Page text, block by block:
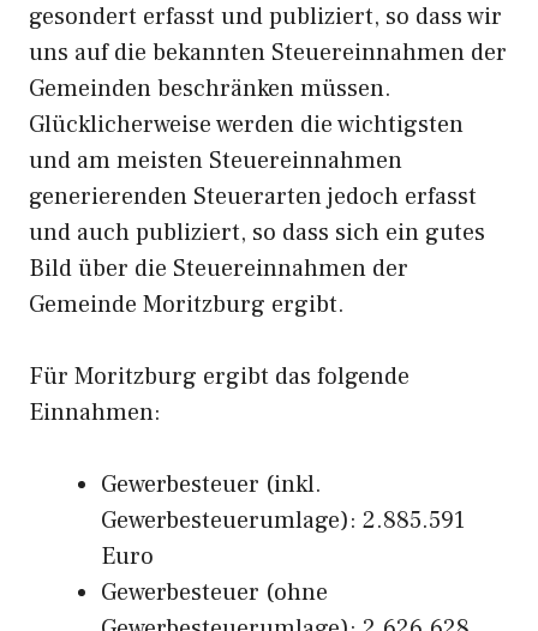
gesondert erfasst und publiziert, so dass wir
uns auf die bekannten Steuereinnahmen der
Gemeinden beschränken müssen.
Glücklicherweise werden die wichtigsten
und am meisten Steuereinnahmen
generierenden Steuerarten jedoch erfasst
und auch publiziert, so dass sich ein gutes
Bild über die Steuereinnahmen der
Gemeinde Moritzburg ergibt.
Für Moritzburg ergibt das folgende
Einnahmen:
Gewerbesteuer (inkl.
Gewerbesteuerumlage): 2.885.591
Euro
Gewerbesteuer (ohne